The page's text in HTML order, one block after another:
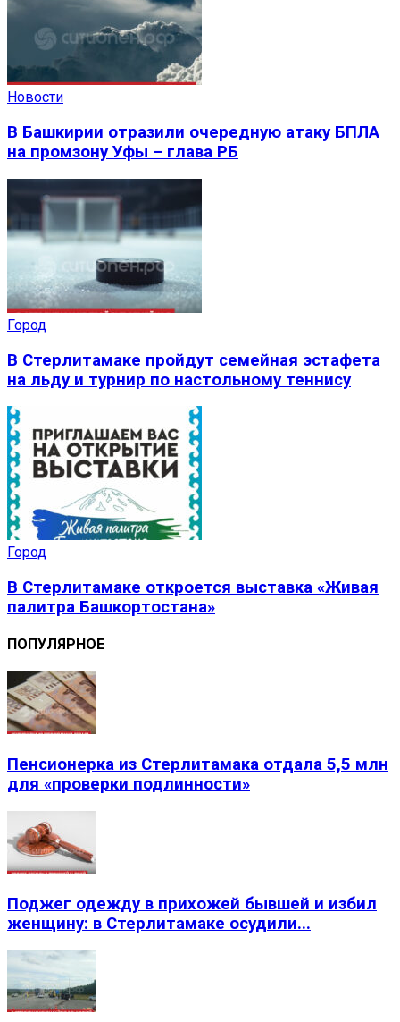
Новости
В Башкирии отразили очередную атаку БПЛА
на промзону Уфы – глава РБ
Город
В Стерлитамаке пройдут семейная эстафета
на льду и турнир по настольному теннису
Город
В Стерлитамаке откроется выставка «Живая
палитра Башкортостана»
ПОПУЛЯРНОЕ
Пенсионерка из Стерлитамака отдала 5,5 млн
для «проверки подлинности»
Поджег одежду в прихожей бывшей и избил
женщину: в Стерлитамаке осудили...